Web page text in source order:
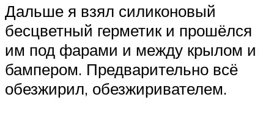
Дальше я взял силиконовый
бесцветный герметик и прошёлся
им под фарами и между крылом и
бампером. Предварительно всё
обезжирил, обезжиривателем.